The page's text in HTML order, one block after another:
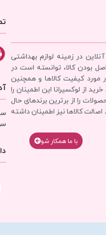
در زمینه لوازم بهداشتی
بودن کالا، توانسته است در
مورد کیفیت کالاها و همچنین
از لوکسیرانا این اطمینان را
را از برترین برندهای حال
اصالت کالاها نیز اطمینان داشته
با‌‌ ما همکار شو